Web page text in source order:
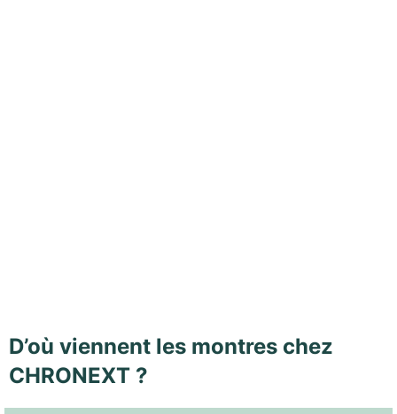
D’où viennent les montres chez
CHRONEXT ?